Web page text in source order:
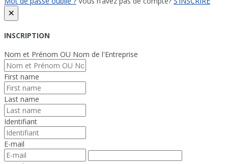
×
INSCRIPTION
Nom et Prénom OU Nom de l'Entreprise
First name
Last name
Identifiant
E-mail